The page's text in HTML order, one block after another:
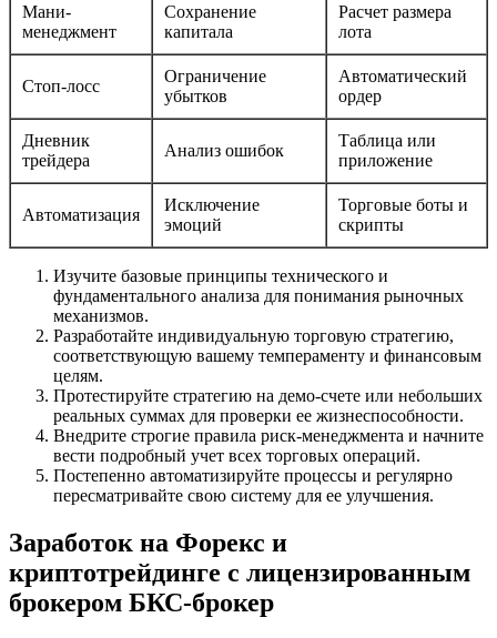
Мани-
менеджмент
Сохранение
капитала
Расчет размера
лота
Стоп-лосс
Ограничение
убытков
Автоматический
ордер
Дневник
трейдера
Анализ ошибок
Таблица или
приложение
Автоматизация
Исключение
эмоций
Торговые боты и
скрипты
Изучите базовые принципы технического и
фундаментального анализа для понимания рыночных
механизмов.
Разработайте индивидуальную торговую стратегию,
соответствующую вашему темпераменту и финансовым
целям.
Протестируйте стратегию на демо-счете или небольших
реальных суммах для проверки ее жизнеспособности.
Внедрите строгие правила риск-менеджмента и начните
вести подробный учет всех торговых операций.
Постепенно автоматизируйте процессы и регулярно
пересматривайте свою систему для ее улучшения.
Заработок на Форекс и
криптотрейдинге с лицензированным
брокером БКС-брокер